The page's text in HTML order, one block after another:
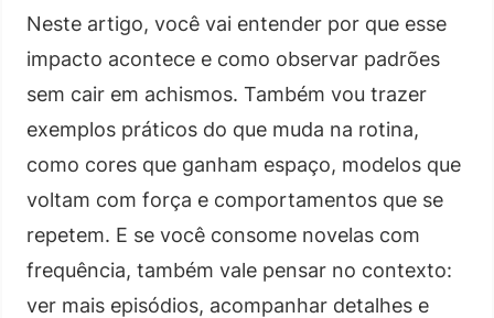
Neste artigo, você vai entender por que esse
impacto acontece e como observar padrões
sem cair em achismos. Também vou trazer
exemplos práticos do que muda na rotina,
como cores que ganham espaço, modelos que
voltam com força e comportamentos que se
repetem. E se você consome novelas com
frequência, também vale pensar no contexto:
ver mais episódios, acompanhar detalhes e